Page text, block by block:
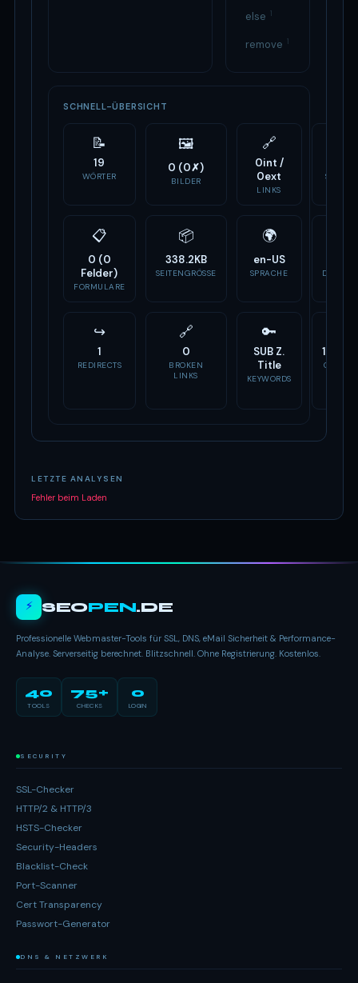
else 1
remove 1
SCHNELL-ÜBERSICHT
📝
19
WÖRTER
🖼
0 (0✗)
BILDER
🔗
0int /
0ext
LINKS
SCRIPTS
📋
0 (0
Felder)
FORMULARE
📦
338.2KB
SEITENGRÖSSE
🌍
en-US
SPRACHE
↪
1
REDIRECTS
🔗
0
BROKEN
LINKS
🔑
SUB Z.
Title
KEYWORDS
14
OG
LETZTE ANALYSEN
Fehler beim Laden
⚡ SEOPEN.DE
Professionelle Webmaster-Tools für SSL, DNS, eMail Sicherheit & Performance-
Analyse. Serverseitig berechnet. Blitzschnell. Ohne Registrierung. Kostenlos.
40
TOOLS
75+
CHECKS
0
LOGIN
SECURITY
SSL-Checker
HTTP/2 & HTTP/3
HSTS-Checker
Security-Headers
Blacklist-Check
Port-Scanner
Cert Transparency
Passwort-Generator
DNS & NETZWERK